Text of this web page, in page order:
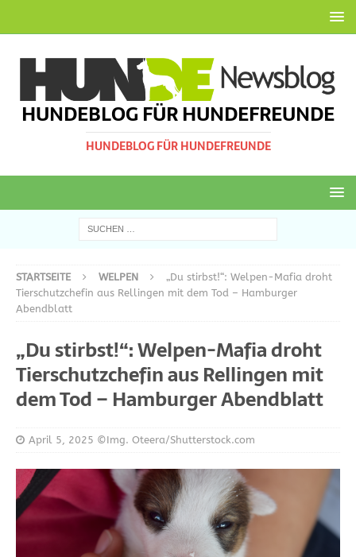
HUNDEBLOG FÜR HUNDEFREUNDE
HUNDEBLOG FÜR HUNDEFREUNDE
STARTSEITE WELPEN
„Du stirbst!“: Welpen-Mafia droht
Tierschutzchefin aus Rellingen mit dem Tod – Hamburger
Abendblatt
„Du stirbst!“: Welpen-Mafia droht
Tierschutzchefin aus Rellingen mit
dem Tod – Hamburger Abendblatt
April 5, 2025 ©Img. Oteera/Shutterstock.com